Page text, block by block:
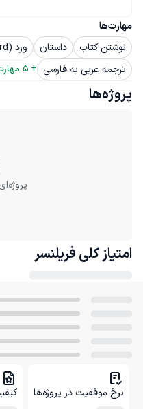
مهارت‌ها
نوشتن کتاب
داستان ورد (Word)
ترجمه عربی به فارسی +
5
پروژه‌ها
امتیاز کلی فریلنسر
نرخ موفقیت در پروژه‌ها